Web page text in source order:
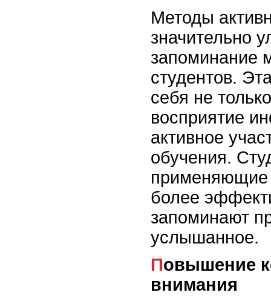
Методы
значительно
запоминание
студентов.
себя не
восприятие
активное
обучения.
применяющие
более
запоминают
услышанное.
Повышение концентрации
внимания